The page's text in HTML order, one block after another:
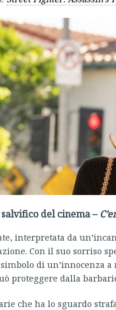
del cinema –
interpretata da
Con il suo sorriso
di un’innocenza
proteggere dalla
che ha lo sguardo